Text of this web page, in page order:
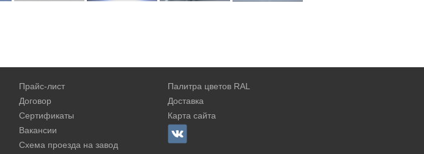
Прайс-лист
Договор
Сертификаты
Вакансии
Схема проезда на завод
Палитра цветов RAL
Доставка
Карта сайта